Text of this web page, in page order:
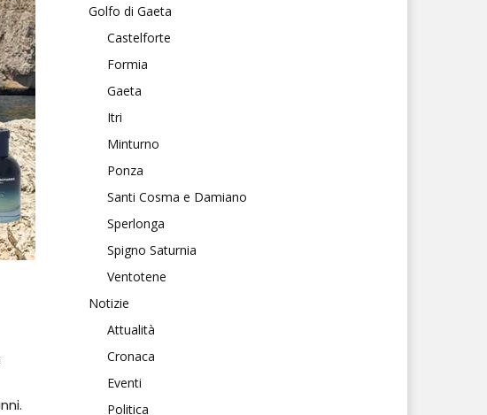
Golfo di Gaeta
Castelforte
Formia
Gaeta
Itri
Minturno
Ponza
Santi Cosma e Damiano
Sperlonga
Spigno Saturnia
Ventotene
Notizie
Attualità
Cronaca
Eventi
Politica